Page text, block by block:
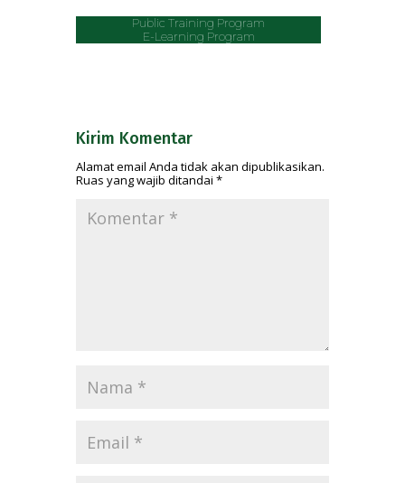
Public Training Program
E-Learning Program
Kirim Komentar
Alamat email Anda tidak akan dipublikasikan.
Ruas yang wajib ditandai *